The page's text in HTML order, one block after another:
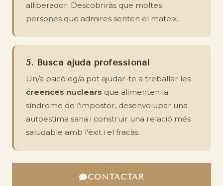
alliberador. Descobriràs que moltes
persones que admires senten el mateix.
5. Busca ajuda professional
Un/a psicòleg/a pot ajudar-te a treballar les
creences nuclears que alimenten la
síndrome de l'impostor, desenvolupar una
autoestima sana i construir una relació més
saludable amb l'èxit i el fracàs.
CONTACTAR